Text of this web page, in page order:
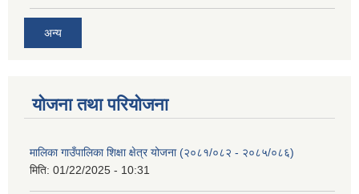
अन्य
योजना तथा परियोजना
मालिका गाउँपालिका शिक्षा क्षेत्र योजना (२०८१/०८२ - २०८५/०८६)
मिति: 01/22/2025 - 10:31